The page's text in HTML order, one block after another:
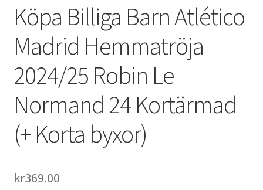
Köpa Billiga Barn Atlético
Madrid Hemmatröja
2024/25 Robin Le
Normand 24 Kortärmad
(+ Korta byxor)
kr369.00